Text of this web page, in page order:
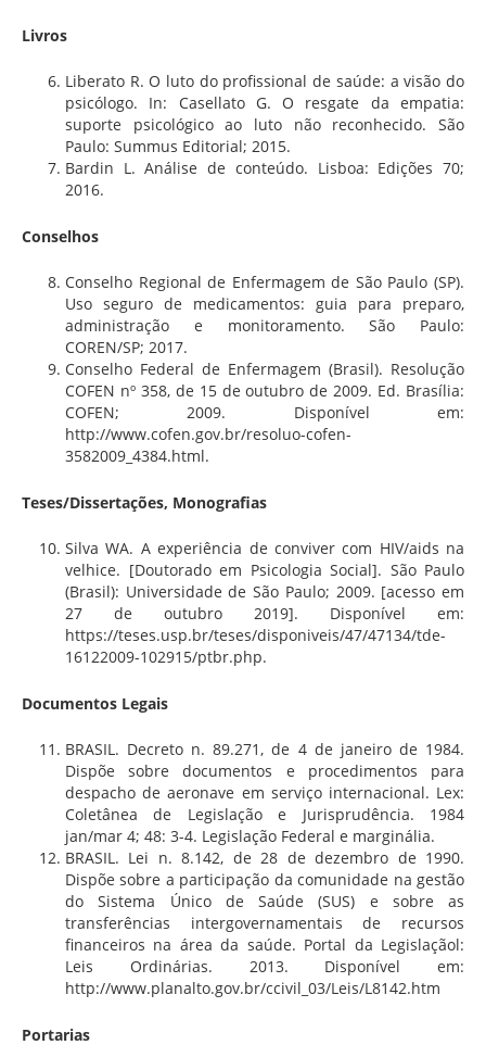
Livros
Liberato R. O luto do profissional de saúde: a visão do
psicólogo. In: Casellato G. O resgate da empatia:
suporte psicológico ao luto não reconhecido. São
Paulo: Summus Editorial; 2015.
Bardin L. Análise de conteúdo. Lisboa: Edições 70;
2016.
Conselhos
Conselho Regional de Enfermagem de São Paulo (SP).
Uso seguro de medicamentos: guia para preparo,
administração e monitoramento. São Paulo:
COREN/SP; 2017.
Conselho Federal de Enfermagem (Brasil). Resolução
COFEN nº 358, de 15 de outubro de 2009. Ed. Brasília:
COFEN; 2009. Disponível em:
http://www.cofen.gov.br/resoluo-cofen-
3582009_4384.html.
Teses/Dissertações, Monografias
Silva WA. A experiência de conviver com HIV/aids na
velhice. [Doutorado em Psicologia Social]. São Paulo
(Brasil): Universidade de São Paulo; 2009. [acesso em
27 de outubro 2019]. Disponível em:
https://teses.usp.br/teses/disponiveis/47/47134/tde-
16122009-102915/ptbr.php.
Documentos Legais
BRASIL. Decreto n. 89.271, de 4 de janeiro de 1984.
Dispõe sobre documentos e procedimentos para
despacho de aeronave em serviço internacional. Lex:
Coletânea de Legislação e Jurisprudência. 1984
jan/mar 4; 48: 3-4. Legislação Federal e marginália.
BRASIL. Lei n. 8.142, de 28 de dezembro de 1990.
Dispõe sobre a participação da comunidade na gestão
do Sistema Único de Saúde (SUS) e sobre as
transferências intergovernamentais de recursos
financeiros na área da saúde. Portal da Legislaçãol:
Leis Ordinárias. 2013. Disponível em:
http://www.planalto.gov.br/ccivil_03/Leis/L8142.htm
Portarias